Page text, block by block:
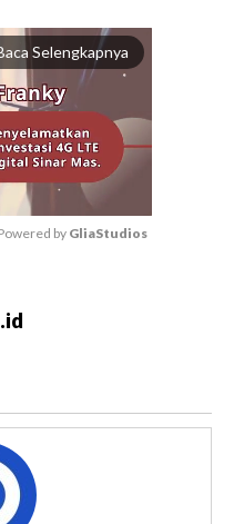
Selengkapnya
by GliaStudios